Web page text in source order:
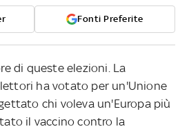
Fonti Preferite
di queste elezioni. La
ha votato per un'Unione
chi voleva un'Europa più
il vaccino contro la